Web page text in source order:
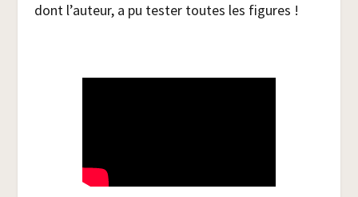
dont l’auteur, a pu tes­ter toutes les figures !